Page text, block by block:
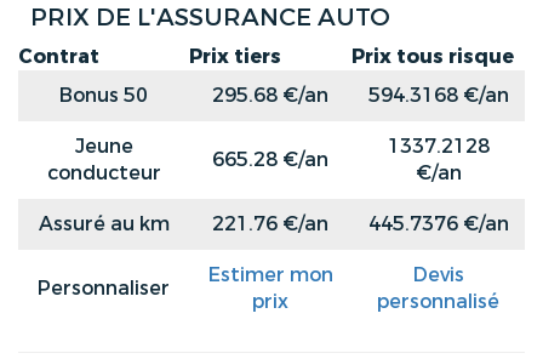
PRIX DE L'ASSURANCE AUTO
Contrat Prix tiers
Prix tous risque
Bonus 50
295.68 €/an
594.3168 €/an
Jeune
conducteur
665.28 €/an
1337.2128
€/an
Assuré au km
221.76 €/an 445.7376 €/an
Personnaliser
Estimer mon
prix
Devis
personnalisé